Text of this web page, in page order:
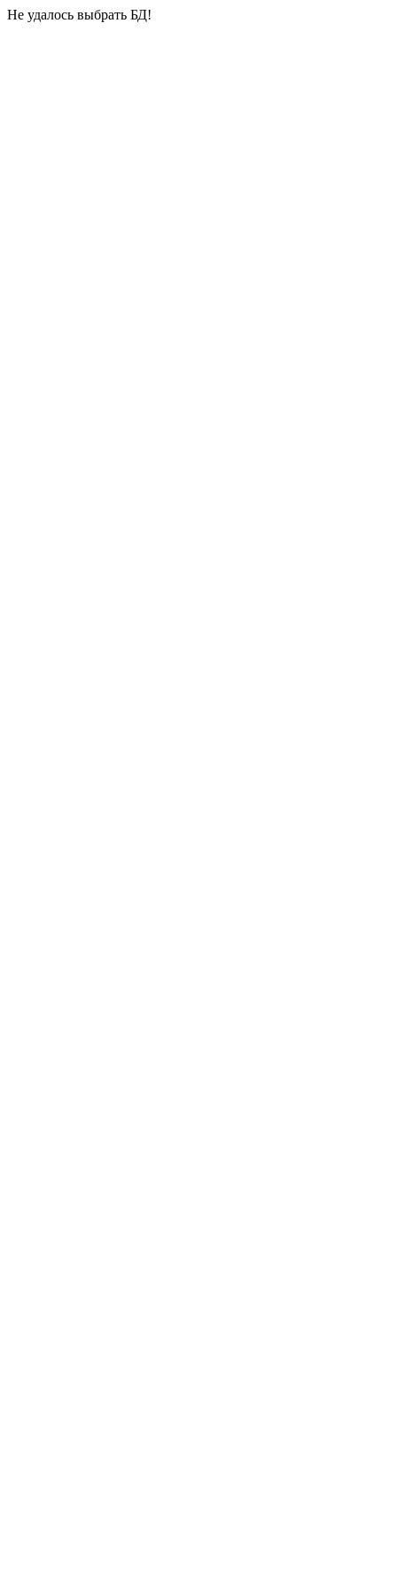
Не удалось выбрать БД!